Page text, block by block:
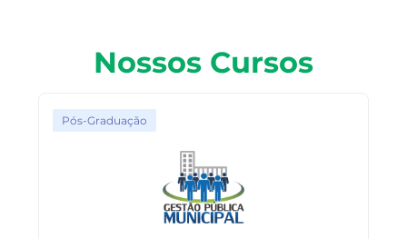
Nossos Cursos
Pós-Graduação